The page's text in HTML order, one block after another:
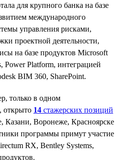
для крупного банка на базе
международного
управления рисками,
проектной деятельности,
на базе продуктов Microsoft
Power Platform, интеграцией
BIM 360, SharePoint.
только в одном
открыто 14 стажерских позиций
Казани, Воронеже, Красноярске
программы примут участие
RX, Bentley Systems,